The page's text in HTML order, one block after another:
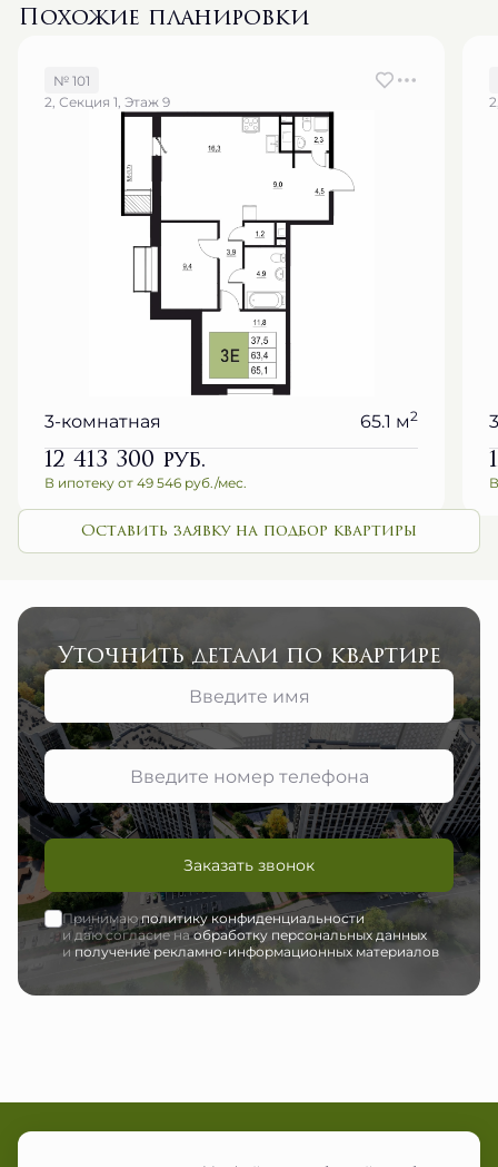
Похожие планировки
№ 101
2, Секция 1, Этаж 9
3-комнатная 65.1 м2
12 413 300руб.
В ипотеку от 49 546 руб./мес.
Оставить заявку на подбор квартиры
Уточнить детали по квартире
Заказать звонок
Принимаюполитику конфиденциальности
и даю согласие наобработку персональных данных
иполучение рекламно-информационных материалов